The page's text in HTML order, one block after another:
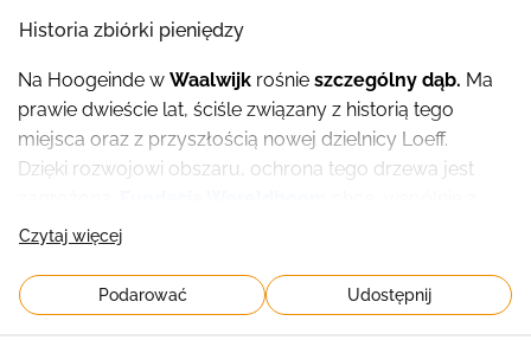
Historia zbiórki pieniędzy
Na Hoogeinde w Waalwijk rośnie szczególny dąb. Ma
prawie dwieście lat, ściśle związany z historią tego
miejsca oraz z przyszłością nowej dzielnicy Loeff.
Dzięki rozwojowi obszaru, ochrona tego drzewa jest
mieszkańcami okolicy
Dążymy do długoterminowej pielęgnacji tego drzewa,
przez 30 lat. Każdy w okolicy chce się za to wziąć.
Czytaj więcej
Podarować Udostępnij